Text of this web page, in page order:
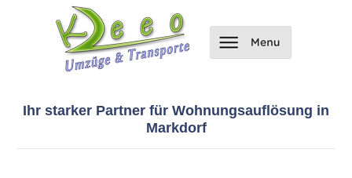
Ihr starker Partner für Wohnungsauflösung in
Markdorf